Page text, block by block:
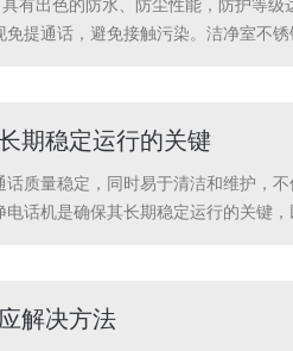
有出色的防水、防尘性能，防护等
提通话，避免接触污染。洁净室不
期稳定运行的关键
质量稳定，同时易于清洁和维护，
话机是确保其长期稳定运行的关键
解决方法